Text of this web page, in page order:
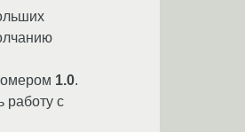
1.0.
работу с